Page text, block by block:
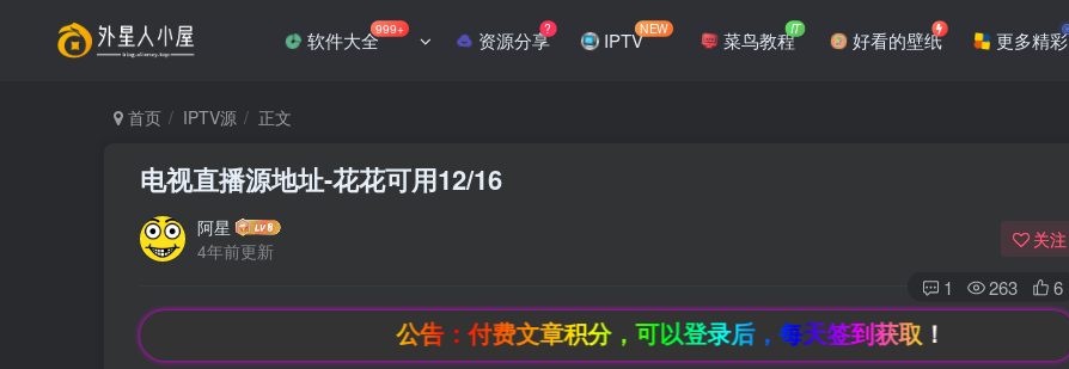
软件大全999+ 资源分享
? IPTVNEW 菜鸟教程IT 好看的壁纸 更多精彩
首页 IPTV源 正文
电视直播源地址-花花可用12/16
阿星
4年前更新
关注
1 263 6
公告：付费文章积分，可以登录后，每天签到获取！